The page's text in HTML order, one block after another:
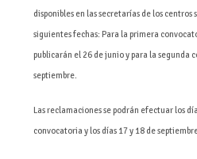
disponibles en las secretarías de los centros
siguientes fechas: Para la primera
publicarán el 26 de junio y para la segunda
septiembre.
Las reclamaciones se podrán efectuar los
convocatoria y los días 17 y 18 de